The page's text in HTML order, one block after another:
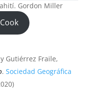
Gordon Miller
Gutiérrez Fraile,
. Sociedad Geográfica